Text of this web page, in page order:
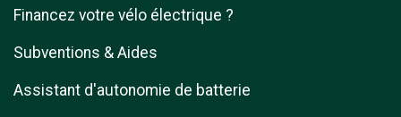
Financez votre vélo électrique ?
Subventions & Aides
Assistant d'autonomie de batterie